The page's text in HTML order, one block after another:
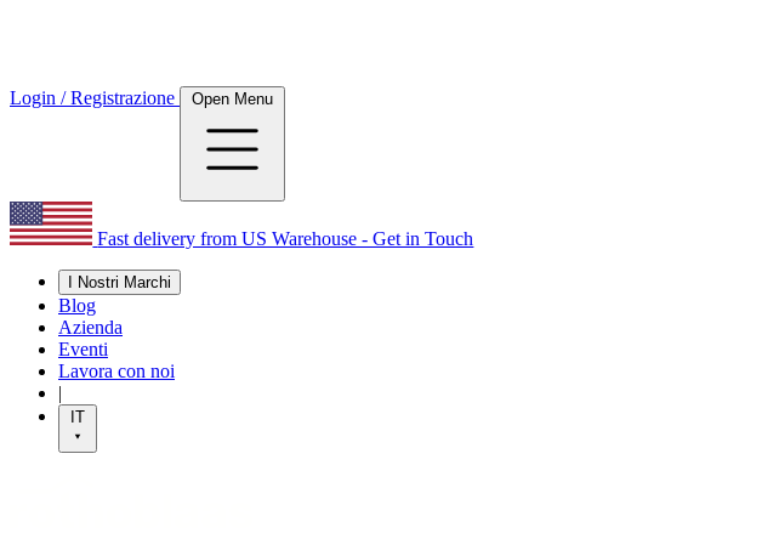
Login / Registrazione Open Menu
Fast delivery from US Warehouse - Get in Touch
I Nostri Marchi
Blog
Azienda
Eventi
Lavora con noi
|
IT